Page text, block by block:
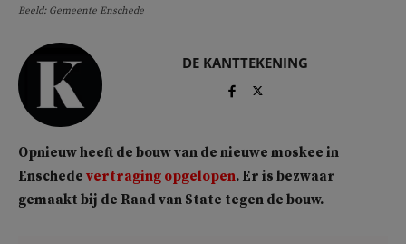
Beeld: Gemeente Enschede
DE KANTTEKENING
Opnieuw heeft de bouw van de nieuwe moskee in
Enschede vertraging opgelopen. Er is bezwaar
gemaakt bij de Raad van State tegen de bouw.